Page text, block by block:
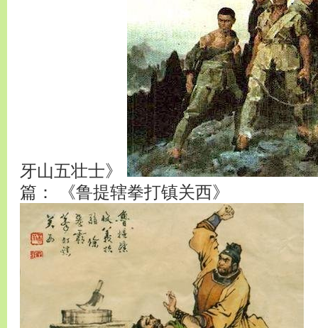
牙山五壮士》
篇： 《鲁提辖拳打镇关西》